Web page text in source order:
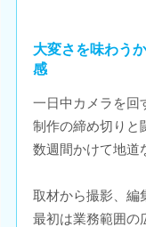
大変さを味わう
感
一日中カメラを回
制作の締め切りと
数週間かけて地道
取材から撮影、編
最初は業務範囲の